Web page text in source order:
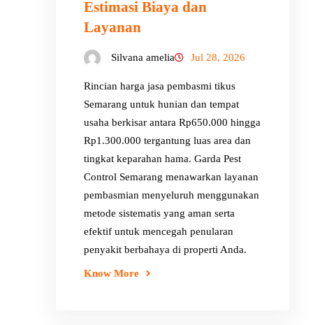
Estimasi Biaya dan
Layanan
Silvana amelia Jul 28, 2026
Rincian harga jasa pembasmi tikus
Semarang untuk hunian dan tempat
usaha berkisar antara Rp650.000 hingga
Rp1.300.000 tergantung luas area dan
tingkat keparahan hama. Garda Pest
Control Semarang menawarkan layanan
pembasmian menyeluruh menggunakan
metode sistematis yang aman serta
efektif untuk mencegah penularan
penyakit berbahaya di properti Anda.
Know More